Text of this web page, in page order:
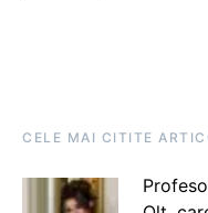
CELE MAI CITITE